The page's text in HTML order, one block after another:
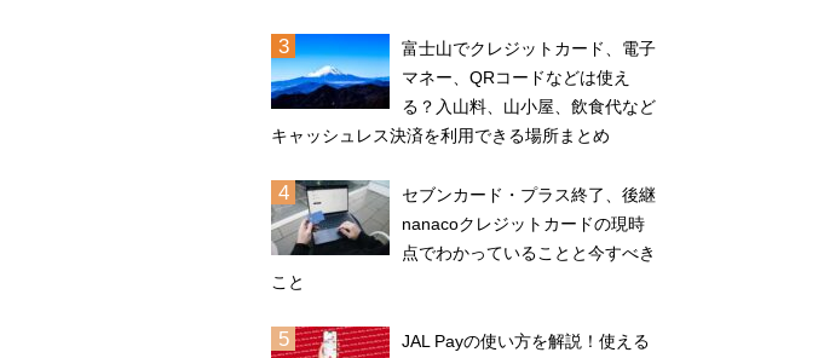
富士山でクレジットカード、電子
マネー、QRコードなどは使え
る？入山料、山小屋、飲食代など
キャッシュレス決済を利用できる場所まとめ
セブンカード・プラス終了、後継
nanacoクレジットカードの現時
点でわかっていることと今すべき
こと
JAL Payの使い方を解説！使える